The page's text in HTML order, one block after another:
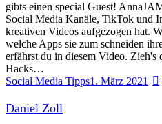
gibts einen special Guest!
Social Media Kanäle, TikTok und
kreativen Videos aufgezogen hat.
welche Apps sie zum schneiden
erfährst du in diesem Video.
Hacks…
Social Media Tipps1. März 2021
Daniel Zoll